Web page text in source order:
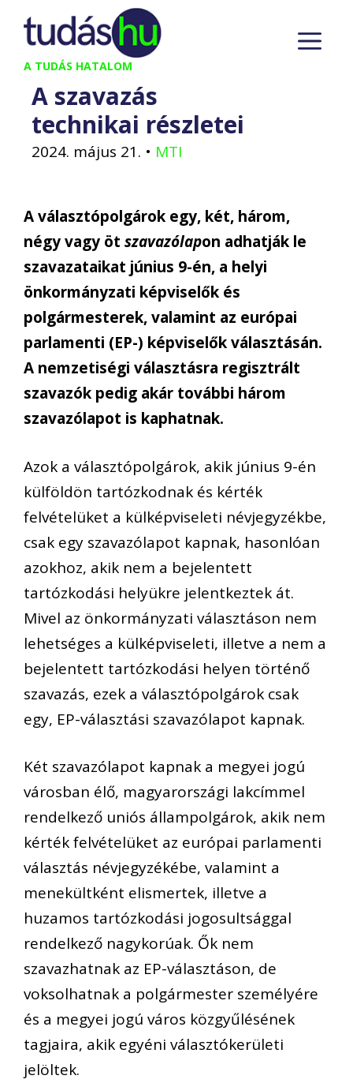
Kilépés
tartalomba
A TUDÁS HATALOM
A szavazás
technikai részletei
2024. május 21. • MTI
A választópolgárok egy, két, három,
négy vagy öt szavazólapon adhatják le
szavazataikat június 9-én, a helyi
önkormányzati képviselők és
polgármesterek, valamint az európai
parlamenti (EP-) képviselők választásán.
A nemzetiségi választásra regisztrált
szavazók pedig akár további három
szavazólapot is kaphatnak.
Azok a választópolgárok, akik június 9-én
külföldön tartózkodnak és kérték
felvételüket a külképviseleti névjegyzékbe,
csak egy szavazólapot kapnak, hasonlóan
azokhoz, akik nem a bejelentett
tartózkodási helyükre jelentkeztek át.
Mivel az önkormányzati választáson nem
lehetséges a külképviseleti, illetve a nem a
bejelentett tartózkodási helyen történő
szavazás, ezek a választópolgárok csak
egy, EP-választási szavazólapot kapnak.
Két szavazólapot kapnak a megyei jogú
városban élő, magyarországi lakcímmel
rendelkező uniós állampolgárok, akik nem
kérték felvételüket az európai parlamenti
választás névjegyzékébe, valamint a
menekültként elismertek, illetve a
huzamos tartózkodási jogosultsággal
rendelkező nagykorúak. Ők nem
szavazhatnak az EP-választáson, de
voksolhatnak a polgármester személyére
és a megyei jogú város közgyűlésének
tagjaira, akik egyéni választókerületi
jelöltek.